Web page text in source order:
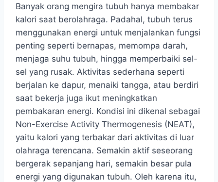
Banyak orang mengira tubuh hanya membakar
kalori saat berolahraga. Padahal, tubuh terus
menggunakan energi untuk menjalankan fungsi
penting seperti bernapas, memompa darah,
menjaga suhu tubuh, hingga memperbaiki sel-
sel yang rusak. Aktivitas sederhana seperti
berjalan ke dapur, menaiki tangga, atau berdiri
saat bekerja juga ikut meningkatkan
pembakaran energi. Kondisi ini dikenal sebagai
Non-Exercise Activity Thermogenesis (NEAT),
yaitu kalori yang terbakar dari aktivitas di luar
olahraga terencana. Semakin aktif seseorang
bergerak sepanjang hari, semakin besar pula
energi yang digunakan tubuh. Oleh karena itu,